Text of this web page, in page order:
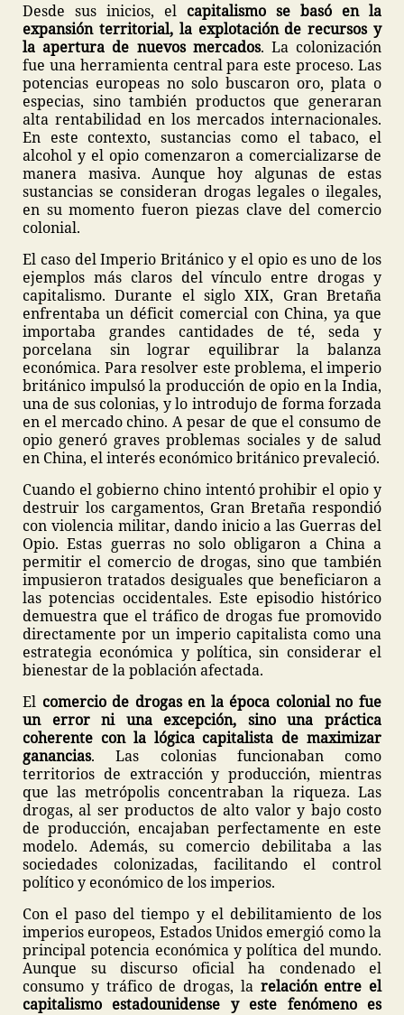
Desde sus inicios, el capitalismo se basó en la
expansión territorial, la explotación de recursos y
la apertura de nuevos mercados. La colonización
fue una herramienta central para este proceso. Las
potencias europeas no solo buscaron oro, plata o
especias, sino también productos que generaran
alta rentabilidad en los mercados internacionales.
En este contexto, sustancias como el tabaco, el
alcohol y el opio comenzaron a comercializarse de
manera masiva. Aunque hoy algunas de estas
sustancias se consideran drogas legales o ilegales,
en su momento fueron piezas clave del comercio
colonial.
El caso del Imperio Británico y el opio es uno de los
ejemplos más claros del vínculo entre drogas y
capitalismo. Durante el siglo XIX, Gran Bretaña
enfrentaba un déficit comercial con China, ya que
importaba grandes cantidades de té, seda y
porcelana sin lograr equilibrar la balanza
económica. Para resolver este problema, el imperio
británico impulsó la producción de opio en la India,
una de sus colonias, y lo introdujo de forma forzada
en el mercado chino. A pesar de que el consumo de
opio generó graves problemas sociales y de salud
en China, el interés económico británico prevaleció.
Cuando el gobierno chino intentó prohibir el opio y
destruir los cargamentos, Gran Bretaña respondió
con violencia militar, dando inicio a las Guerras del
Opio. Estas guerras no solo obligaron a China a
permitir el comercio de drogas, sino que también
impusieron tratados desiguales que beneficiaron a
las potencias occidentales. Este episodio histórico
demuestra que el tráfico de drogas fue promovido
directamente por un imperio capitalista como una
estrategia económica y política, sin considerar el
bienestar de la población afectada.
El comercio de drogas en la época colonial no fue
un error ni una excepción, sino una práctica
coherente con la lógica capitalista de maximizar
ganancias. Las colonias funcionaban como
territorios de extracción y producción, mientras
que las metrópolis concentraban la riqueza. Las
drogas, al ser productos de alto valor y bajo costo
de producción, encajaban perfectamente en este
modelo. Además, su comercio debilitaba a las
sociedades colonizadas, facilitando el control
político y económico de los imperios.
Con el paso del tiempo y el debilitamiento de los
imperios europeos, Estados Unidos emergió como la
principal potencia económica y política del mundo.
Aunque su discurso oficial ha condenado el
consumo y tráfico de drogas, la relación entre el
capitalismo estadounidense y este fenómeno es